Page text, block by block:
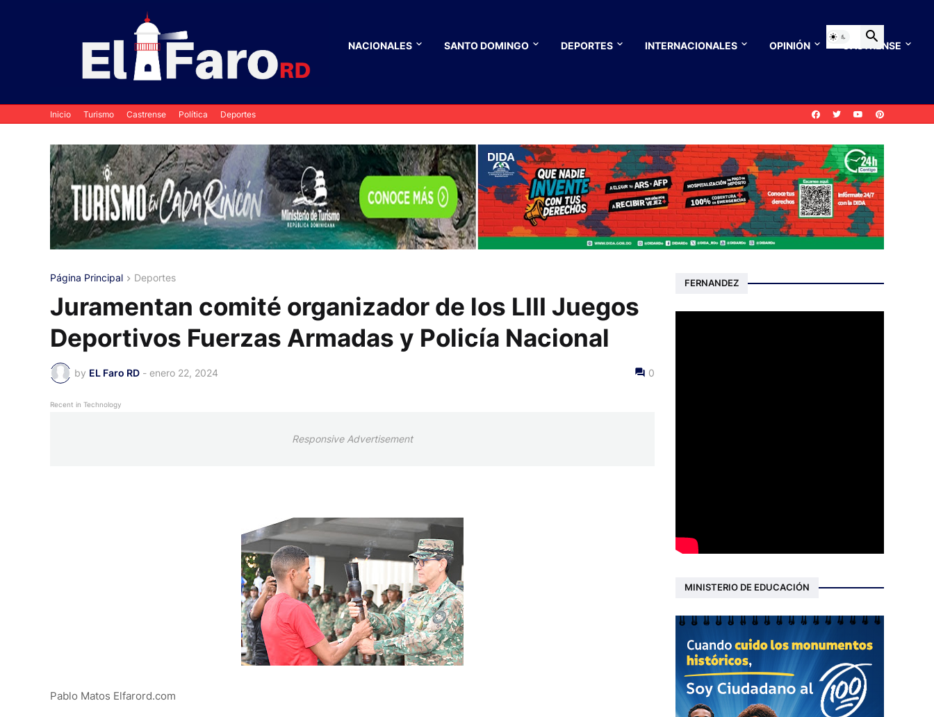
NACIONALES SANTO DOMINGO DEPORTES INTERNACIONALES OPINIÓN CASTRENSE
Inicio Turismo Castrense Política Deportes
Página Principal Deportes
Juramentan comité organizador de los LIII Juegos
Deportivos Fuerzas Armadas y Policía Nacional
by EL Faro RD - enero 22, 2024 0
Recent in Technology
Responsive Advertisement
Pablo Matos Elfarord.com
FERNANDEZ
MINISTERIO DE EDUCACIÓN